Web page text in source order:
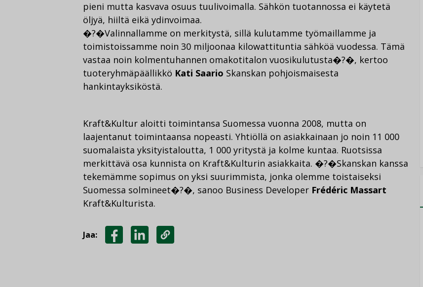
pieni mutta kasvava osuus tuulivoimalla. Sähkön tuotannossa ei käytetä
öljyä, hiiltä eikä ydinvoimaa.
�?�Valinnallamme on merkitystä, sillä kulutamme työmaillamme ja
toimistoissamme noin 30 miljoonaa kilowattituntia sähköä vuodessa. Tämä
vastaa noin kolmentuhannen omakotitalon vuosikulutusta�?�, kertoo
tuoteryhmäpäällikkö Kati Saario Skanskan pohjoismaisesta
hankintayksiköstä.
Kraft&Kultur aloitti toimintansa Suomessa vuonna 2008, mutta on
laajentanut toimintaansa nopeasti. Yhtiöllä on asiakkainaan jo noin 11 000
suomalaista yksityistaloutta, 1 000 yritystä ja kolme kuntaa. Ruotsissa
merkittävä osa kunnista on Kraft&Kulturin asiakkaita. �?�Skanskan kanssa
tekemämme sopimus on yksi suurimmista, jonka olemme toistaiseksi
Suomessa solmineet�?�, sanoo Business Developer Frédéric Massart
Kraft&Kulturista.
Jaa: